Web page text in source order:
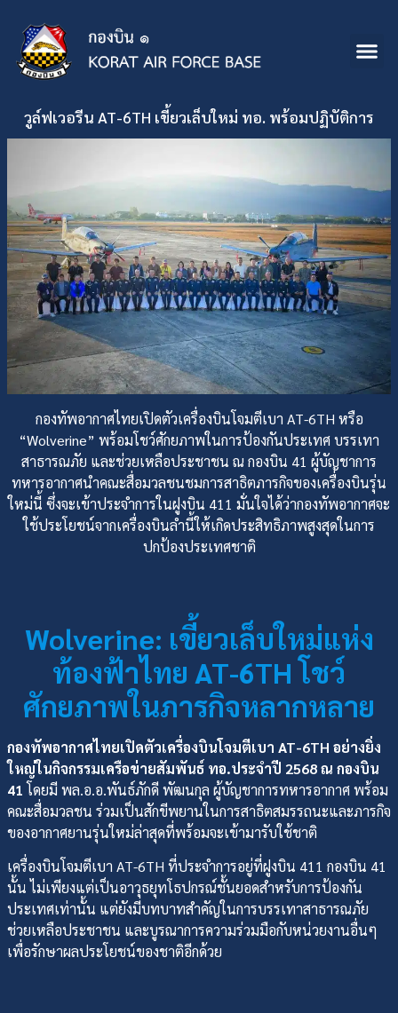
วูล์ฟเวอรีน AT-6TH เขี้ยวเล็บใหม่ ทอ. พร้อมปฏิบัติการ
กองทัพอากาศไทยเปิดตัวเครื่องบินโจมตีเบา AT-6TH หรือ
“Wolverine” พร้อมโชว์ศักยภาพในการป้องกันประเทศ บรรเทา
สาธารณภัย และช่วยเหลือประชาชน ณ กองบิน 41 ผู้บัญชาการ
ทหารอากาศนำคณะสื่อมวลชนชมการสาธิตภารกิจของเครื่องบินรุ่น
ใหม่นี้ ซึ่งจะเข้าประจำการในฝูงบิน 411 มั่นใจได้ว่ากองทัพอากาศจะ
ใช้ประโยชน์จากเครื่องบินลำนี้ให้เกิดประสิทธิภาพสูงสุดในการ
ปกป้องประเทศชาติ
Wolverine: เขี้ยวเล็บใหม่แห่ง
ท้องฟ้าไทย AT-6TH โชว์
ศักยภาพในภารกิจหลากหลาย
กองทัพอากาศไทยเปิดตัวเครื่องบินโจมตีเบา AT-6TH อย่างยิ่ง
ใหญ่ในกิจกรรมเครือข่ายสัมพันธ์ ทอ.ประจำปี 2568 ณ กองบิน
41 โดยมี พล.อ.อ.พันธ์ภักดี พัฒนกุล ผู้บัญชาการทหารอากาศ พร้อม
คณะสื่อมวลชน ร่วมเป็นสักขีพยานในการสาธิตสมรรถนะและภารกิจ
ของอากาศยานรุ่นใหม่ล่าสุดที่พร้อมจะเข้ามารับใช้ชาติ
เครื่องบินโจมตีเบา AT-6TH ที่ประจำการอยู่ที่ฝูงบิน 411 กองบิน 41
นั้น ไม่เพียงแต่เป็นอาวุธยุทโธปกรณ์ชั้นยอดสำหรับการป้องกัน
ประเทศเท่านั้น แต่ยังมีบทบาทสำคัญในการบรรเทาสาธารณภัย
ช่วยเหลือประชาชน และบูรณาการความร่วมมือกับหน่วยงานอื่นๆ
เพื่อรักษาผลประโยชน์ของชาติอีกด้วย